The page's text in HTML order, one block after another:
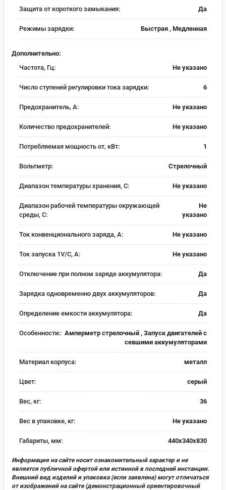
Защита от короткого замыкания: Да
Режимы зарядки: Быстрая , Медленная
Дополнительно:
Частота, Гц:
Не указано
Число ступеней регулировки тока зарядки: 6
Предохранитель, А: Не указано
Количество предохранителей: Не указано
Потребляемая мощность от, кВт: 1
Вольтметр: Стрелочный
Диапазон температуры хранения, С: Не указано
Диапазон рабочей температуры окружающей
среды, С:
Не
указано
Ток конвенционального заряда, А: Не указано
Ток запуска 1V/C, А: Не указано
Отключение при полном заряде аккумулятора: Да
Зарядка одновременно двух аккумуляторов: Да
Определение емкости аккумулятора: Да
Особенности:: Амперметр стрелочный , Запуск двигателей с
севшими аккумуляторами
Материал корпуса: металл
Цвет: серый
Вес, кг: 36
Вес в упаковке, кг: Не указано
Габариты, мм: 440х340х830
Информация на сайте носит ознакомительный характер и не
является публичной офертой или истинной в последней инстанции.
Внешний вид изделий и упаковка (если заявлена) могут отличаться
от изображений на сайте (демонстрационный ориентировочный